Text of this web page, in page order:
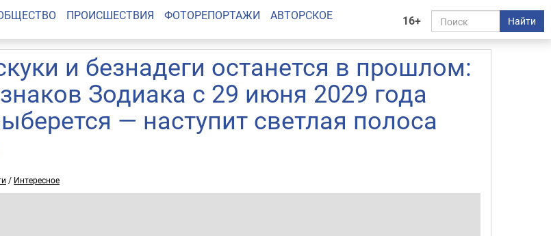
16+ Найти
ПРОИСШЕСТВИЯ ФОТОРЕПОРТАЖИ АВТОРСКОЕ
и безнадеги останется в прошлом:
Зодиака с 29 июня 2029 года
— наступит светлая полоса
/ Интересное